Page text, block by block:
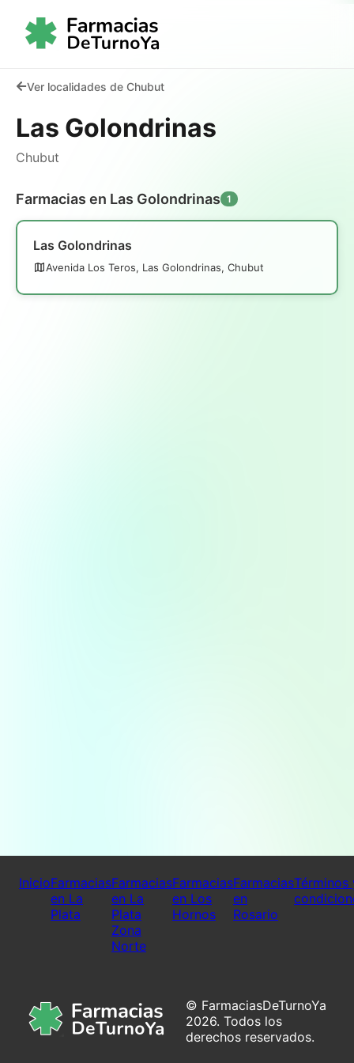
Ver localidades de Chubut
Las Golondrinas
Chubut
Farmacias en Las Golondrinas 1
Las Golondrinas
Avenida Los Teros, Las Golondrinas, Chubut
InicioFarmacias
en La
Plata
Farmacias
en La
Plata
Zona
Norte
Farmacias
en Los
Hornos
Farmacias
en
Rosario
Términos
© FarmaciasDeTurnoYa
2026. Todos los
derechos reservados.